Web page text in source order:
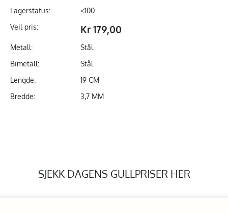
Lagerstatus:
<100
Veil pris:
Kr 179,00
Metall:
Stål
Bimetall:
Stål
Lengde:
19 CM
Bredde:
3,7 MM
SJEKK DAGENS GULLPRISER HER